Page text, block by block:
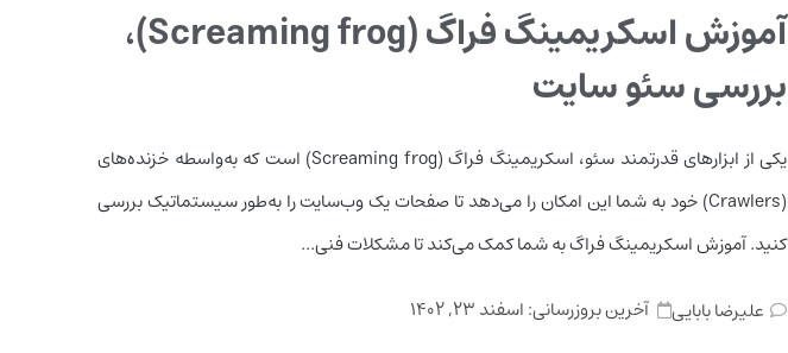
آموزش اسکریمینگ فراگ (Screaming frog)،
بررسی سئو سایت
یکی از ابزار‌های قدرتمند سئو، اسکریمینگ فراگ (Screaming frog) است که به‌واسطه خزنده‌های
(Crawlers) خود به شما این امکان را می‌دهد تا صفحات یک وب‌سایت را به‌طور سیستماتیک بررسی
کنید. آموزش اسکریمینگ فراگ به شما کمک می‌کند تا مشکلات فنی...
علیرضا بابایی آخرین بروزرسانی:اسفند ۲۳, ۱۴۰۲